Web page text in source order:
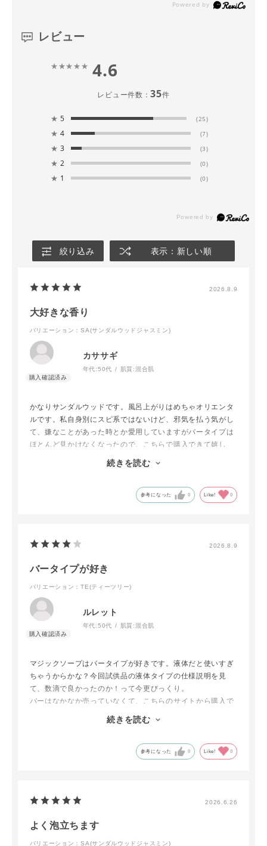
レビュー
4.6
レビュー件数：35件
★ 5 (25)
★ 4 (7)
★ 3 (3)
★ 2 (0)
★ 1 (0)
絞り込み 表示：新しい順
2026.8.9
大好きな香り
バリエーション：SA(サンダルウッドジャスミン)
カササギ
年代:50代 肌質:混合肌
かなりサンダルウッドです。風呂上がりはめちゃオリエンタ
ルです。私自身別にスピ系ではないけど、邪気を払う気がし
て、嫌なことがあった時とか愛用していますがバータイプは
ほとんど見かけなくなったので、こちらで購入できて嬉し
顔も身体もスッキリ洗えて、日焼け止めも軽いメイクも落ち
続きを読む
参考になった 0 Like! 0
2026.8.9
バータイプが好き
バリエーション：TE(ティーツリー)
ルレット
年代:50代 肌質:混合肌
マジックソープはバータイプが好きです。液体だと使いすぎ
ちゃうからかな？今回試供品の液体タイプの仕様説明を見
て、数滴で良かったのか！って今更びっくり。
バーはなかなか売っていなくて、こちらのサイトから購入で
きて助かりました。特に夏の時期、身体と顔と一気に洗え
て、日焼け止めも軽いメイクも落ちるので重宝しています。
続きを読む
参考になった 0 Like! 0
2026.6.26
よく泡立ちます
バリエーション：SA(サンダルウッドジャスミン)